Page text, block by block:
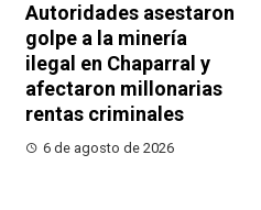
Autoridades asestaron
golpe a la minería
ilegal en Chaparral y
afectaron millonarias
rentas criminales
6 de agosto de 2026